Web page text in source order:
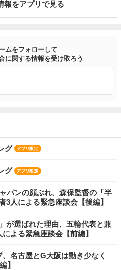
報をアプリで見る
ムをフォローして
に関する情報を受け取ろう
グ
グ
パンの顔ぶれ、森保監督の「半
人による緊急座談会【後編】
が選ばれた理由、五輪代表と兼
よる緊急座談会【前編】
、名古屋とG大阪は動き少なく
】